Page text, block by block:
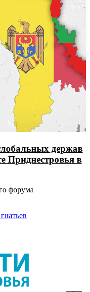
держав
Приднестровья в
форума